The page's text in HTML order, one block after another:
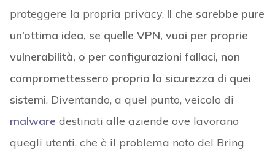
proteggere la propria privacy. Il che sarebbe pure
un’ottima idea, se quelle VPN, vuoi per proprie
vulnerabilità, o per configurazioni fallaci, non
compromettessero proprio la sicurezza di quei
sistemi. Diventando, a quel punto, veicolo di
malware destinati alle aziende ove lavorano
quegli utenti, che è il problema noto del Bring